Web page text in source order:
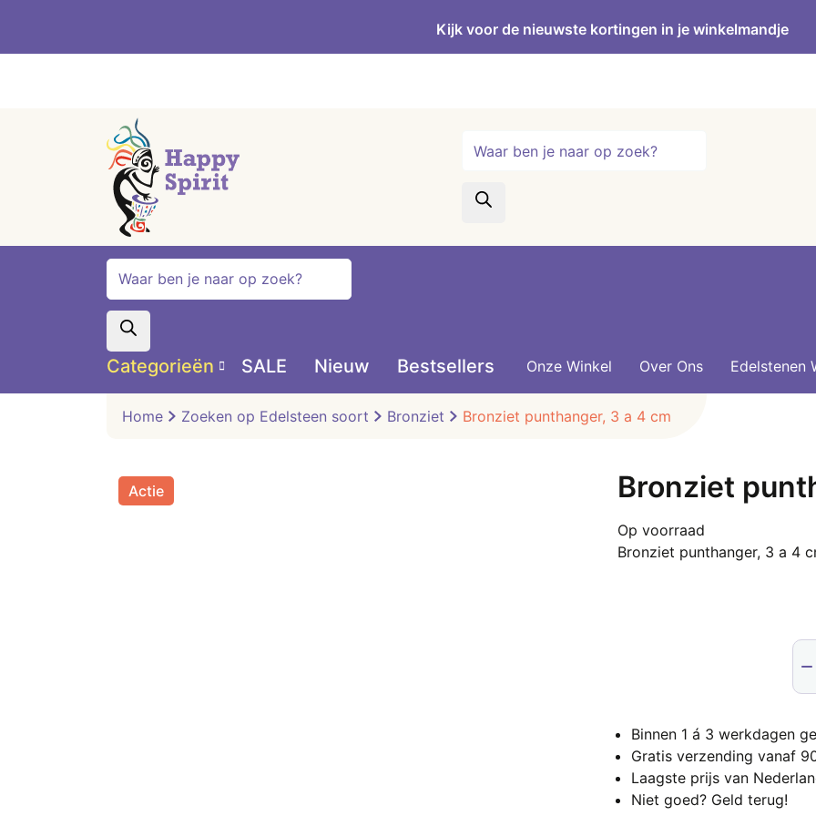
Kijk voor de nieuwste kortingen in je winkelmandje
zoeken
Producten
zoeken
Categorieën SALE Nieuw Bestsellers Onze Winkel Over Ons Edelstenen
Home Zoeken op Edelsteen soort Bronziet Bronziet punthanger, 3 a 4 cm
Actie Bronziet
Op voorraad
Bronziet punthanger, 3 a 4
3
4
cm
Binnen 1 á 3 werkdagen
Gratis verzending vanaf
Laagste prijs van
Niet goed? Geld terug!